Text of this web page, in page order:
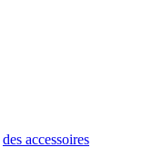
des accessoires